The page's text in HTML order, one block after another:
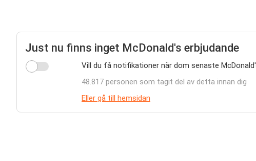
Just nu finns inget McDonald's erbjudande
Vill du få notifikationer när dom senaste
48.817 personen som tagit del av detta innan dig
Eller gå till hemsidan